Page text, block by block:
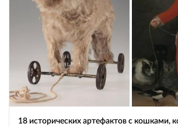
18 исторических артефактов с кошками,